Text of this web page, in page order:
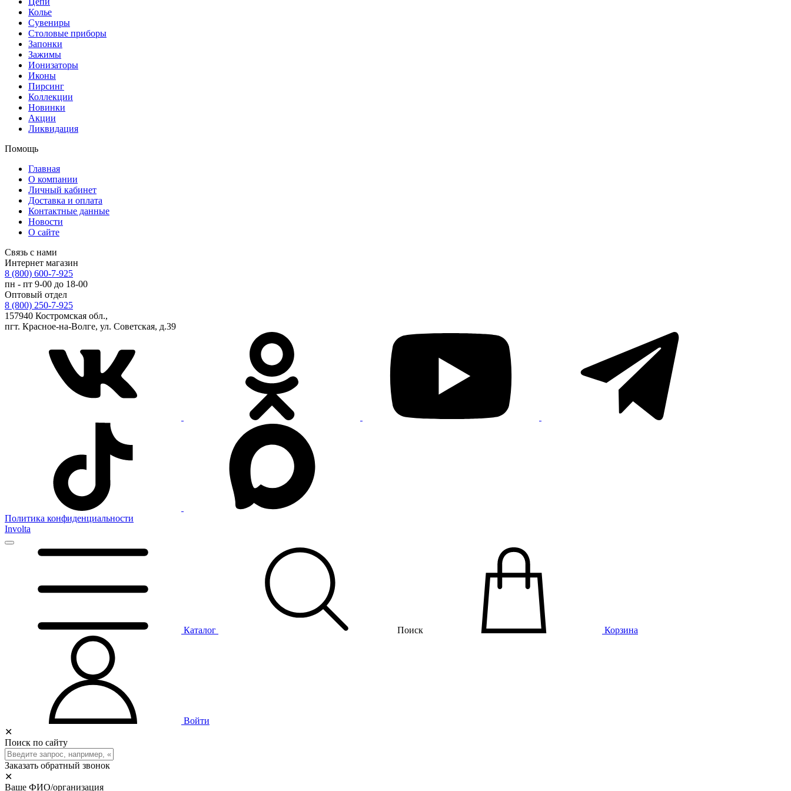
Колье
Сувениры
Столовые приборы
Запонки
Зажимы
Ионизаторы
Иконы
Пирсинг
Коллекции
Новинки
Акции
Ликвидация
Помощь
Главная
О компании
Личный кабинет
Доставка и оплата
Контактные данные
Новости
О сайте
Связь с нами
Интернет магазин
8 (800) 600-7-925
пн - пт 9-00 до 18-00
Оптовый отдел
8 (800) 250-7-925
157940 Костромская обл.,
пгт. Красное-на-Волге, ул. Советская, д.39
Политика конфиденциальности
Involta
Каталог Поиск Корзина
Войти
✕
Поиск по сайту
Заказать обратный звонок
✕
Ваше ФИО/организация